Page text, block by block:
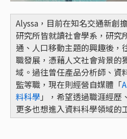
Alyssa，目前在知名交通新創
研究所皆就讀社會學系，研究
通、人口移動主題的興趣後，
職發展，憑藉人文社會背景的
域。過往曾任產品分析師、資
監等職，現在則經營自媒體「
料科學 」，希望透過職涯經歷
更多也想進入資料科學領域的